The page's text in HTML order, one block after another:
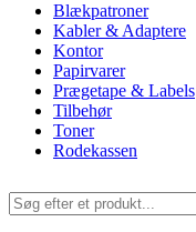
Blækpatroner
Kabler & Adaptere
Kontor
Papirvarer
Prægetape & Labels
Tilbehør
Toner
Rodekassen
efter: